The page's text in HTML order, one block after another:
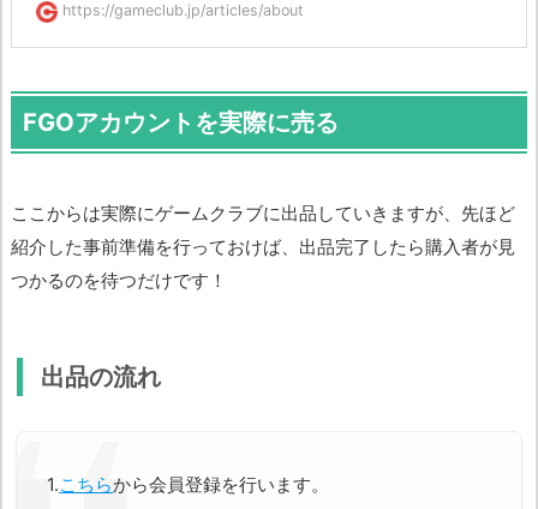
https://gameclub.jp/articles/about
FGOアカウントを実際に売る
ここからは実際にゲームクラブに出品していきますが、先ほど
紹介した事前準備を行っておけば、出品完了したら購入者が見
つかるのを待つだけです！
出品の流れ
1.こちらから会員登録を行います。